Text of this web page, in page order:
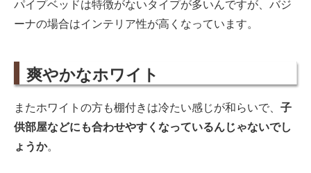
パイプベッドは特徴がないタイプが多いんですが、バジ
ーナの場合はインテリア性が高くなっています。
爽やかなホワイト
またホワイトの方も棚付きは冷たい感じが和らいで、 子
供部屋などにも合わせやすくなっているんじゃないでし
ょうか。